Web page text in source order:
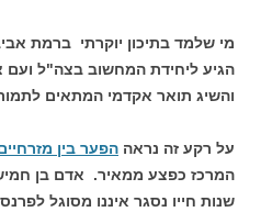
מי שלמד בתיכון יוקרתי ברמת
הגיע ליחידת המחשוב בצה"ל ועם
והשיג תואר אקדמי המתאים
על רקע זה נראה הפער בין
המרכז כפצע ממאיר. אדם בן
שנות חייו נסגר איננו מסוגל